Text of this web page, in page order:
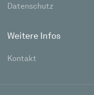
Datenschutz
Weitere Infos
Kontakt